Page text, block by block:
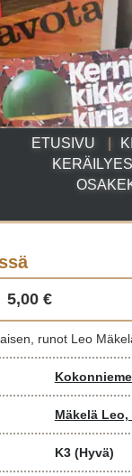
ETUSIVU
5,00 €
runot Leo
Mäkelä
K3 (Hyvä)